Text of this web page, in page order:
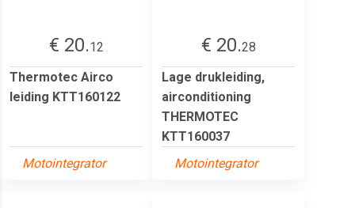
€ 20.12
Thermotec Airco
leiding KTT160122
Motointegrator
€ 20.28
Lage drukleiding,
airconditioning
THERMOTEC
KTT160037
Motointegrator